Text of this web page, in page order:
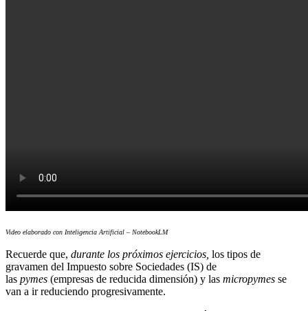
Video elaborado con Inteligencia Artificial – NotebookLM
Recuerde que, durante los próximos ejercicios, los tipos de
gravamen del Impuesto sobre Sociedades (IS) de
las pymes (empresas de reducida dimensión) y las micropymes se
van a ir reduciendo progresivamente.